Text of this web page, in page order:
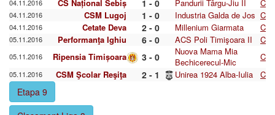
04.11.2016 CS Național Sebiș 1 - 0 Pandurii Târgu-Jiu II C
04.11.2016 CSM Lugoj 1 - 0 Industria Galda de Jos C
04.11.2016 Cetate Deva 2 - 0 Millenium Giarmata C
05.11.2016 Performanţa Ighiu 6 - 0 ACS Poli Timişoara II C
05.11.2016 Ripensia Timișoara 3 - 0
Nuova Mama Mia
Bechicerecul-Mic
C
05.11.2016 CSM Şcolar Reşiţa 2 - 1 Unirea 1924 Alba-Iulia C
Etapa 9